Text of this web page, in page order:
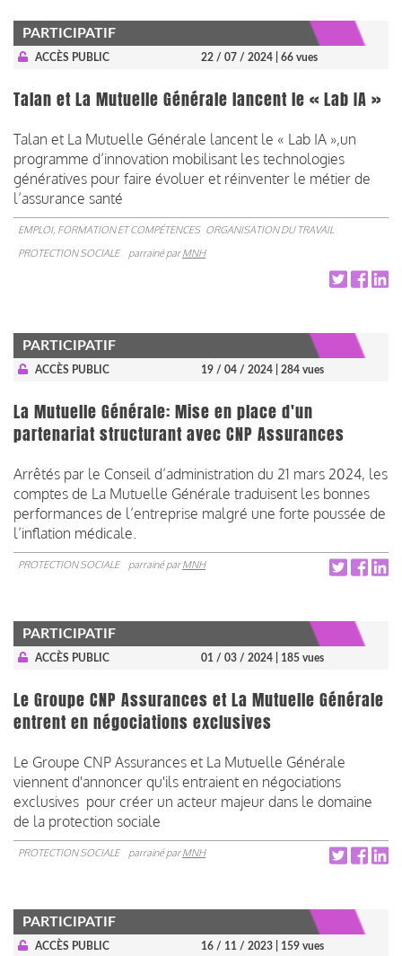
PARTICIPATIF
ACCÈS PUBLIC 22 / 07 / 2024 | 66 vues
Talan et La Mutuelle Générale lancent le « Lab IA »
Talan et La Mutuelle Générale lancent le « Lab IA »,un
programme d’innovation mobilisant les technologies
génératives pour faire évoluer et réinventer le métier de
l’assurance santé
EMPLOI, FORMATION ET COMPÉTENCES ORGANISATION DU TRAVAIL
PROTECTION SOCIALE
parrainé parMNH
PARTICIPATIF
ACCÈS PUBLIC 19 / 04 / 2024 | 284 vues
La Mutuelle Générale: Mise en place d'un
partenariat structurant avec CNP Assurances
Arrêtés par le Conseil d’administration du 21 mars 2024, les
comptes de La Mutuelle Générale traduisent les bonnes
performances de l’entreprise malgré une forte poussée de
l’inflation médicale.
PROTECTION SOCIALE parrainé parMNH
PARTICIPATIF
ACCÈS PUBLIC 01 / 03 / 2024 | 185 vues
Le Groupe CNP Assurances et La Mutuelle Générale
entrent en négociations exclusives
Le Groupe CNP Assurances et La Mutuelle Générale
viennent d'annoncer qu'ils entraient en négociations
exclusives pour créer un acteur majeur dans le domaine
de la protection sociale
PROTECTION SOCIALE parrainé parMNH
PARTICIPATIF
ACCÈS PUBLIC 16 / 11 / 2023 | 159 vues